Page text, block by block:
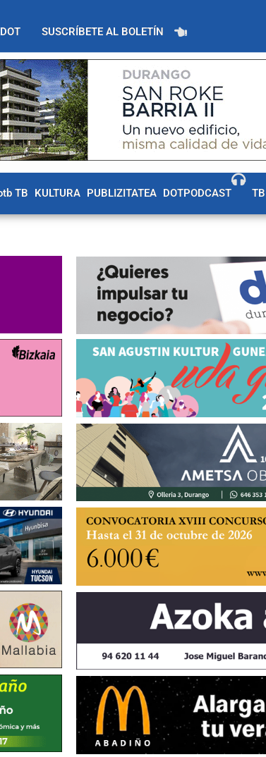
SUSCRÍBETE AL BOLETÍN
TB KULTURA PUBLIZITATEA DOTPODCAST